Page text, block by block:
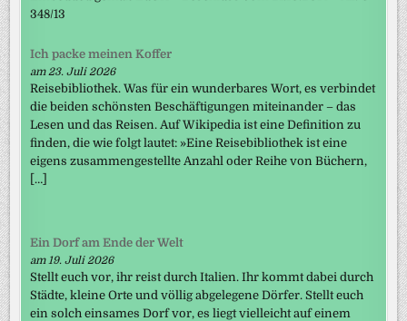
348/13
Ich packe meinen Koffer
am 23. Juli 2026
Reisebibliothek. Was für ein wunderbares Wort, es verbindet
die beiden schönsten Beschäftigungen miteinander – das
Lesen und das Reisen. Auf Wikipedia ist eine Definition zu
finden, die wie folgt lautet: »Eine Reisebibliothek ist eine
eigens zusammengestellte Anzahl oder Reihe von Büchern,
[…]
Ein Dorf am Ende der Welt
am 19. Juli 2026
Stellt euch vor, ihr reist durch Italien. Ihr kommt dabei durch
Städte, kleine Orte und völlig abgelegene Dörfer. Stellt euch
ein solch einsames Dorf vor, es liegt vielleicht auf einem